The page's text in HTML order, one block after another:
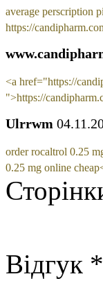
average perscription
https://
<a href="https://
">https://
Ulrrwm
order rocaltrol 0.25
0.25 mg online
Відгук *